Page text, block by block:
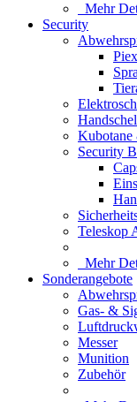
Mehr
Security
Kubotane
Security
Teleskop
Mehr
Sonderangebote
Gas- &
Messer
Munition
Zubehör